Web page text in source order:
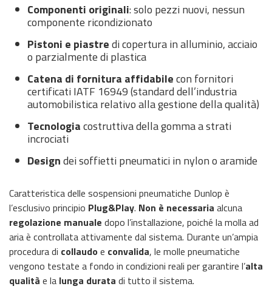
Componenti originali: solo pezzi nuovi, nessun
componente ricondizionato
Pistoni e piastredi copertura in alluminio, acciaio
o parzialmente di plastica
Catena di fornitura affidabilecon fornitori
certificati IATF 16949 (standard dell’industria
automobilistica relativo alla gestione della qualità)
Tecnologiacostruttiva della gomma a strati
incrociati
Designdei soffietti pneumatici in nylon o aramide
Caratteristica delle sospensioni pneumatiche Dunlop è
l’esclusivo principio Plug&Play. Non è necessaria alcuna
regolazione manuale dopo l’installazione, poiché la molla ad
aria è controllata attivamente dal sistema. Durante un’ampia
procedura di collaudo e convalida, le molle pneumatiche
vengono testate a fondo in condizioni reali per garantire l’alta
qualità e la lunga durata di tutto il sistema.